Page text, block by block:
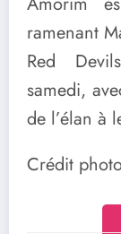
ramenant
Red
samedi,
de l’élan à
Crédit